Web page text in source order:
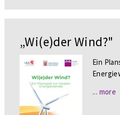
„Wi(e)der Wind?"
Ein
... more